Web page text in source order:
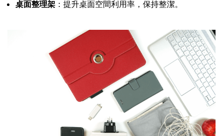
桌面整理架 ：提升桌面空間利用率，保持整潔。